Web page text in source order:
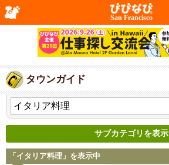
San Francisco
タウンガイド
サブカテゴリを表示
「イタリア料理」を表示中